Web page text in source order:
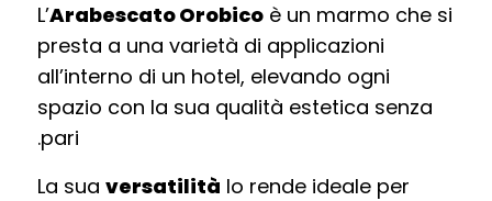
L’Arabescato Orobicoè un marmo che si
presta a una varietà di applicazioni
all’interno di un hotel, elevando ogni
spazio con la sua qualità estetica senza
pari.
La sua versatilità lo rende ideale per